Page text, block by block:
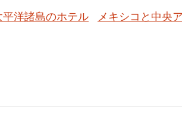
洋諸島のホテル メキシコと中央